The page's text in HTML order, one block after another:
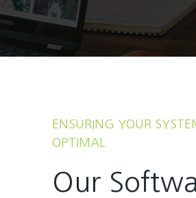
ENSURING YOUR
OPTIMAL
Our